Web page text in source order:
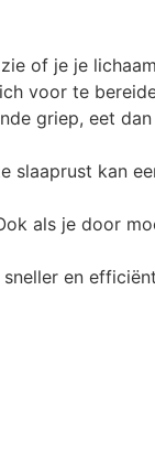
of je je
voor te
griep, eet
slaaprust kan
als je door
en